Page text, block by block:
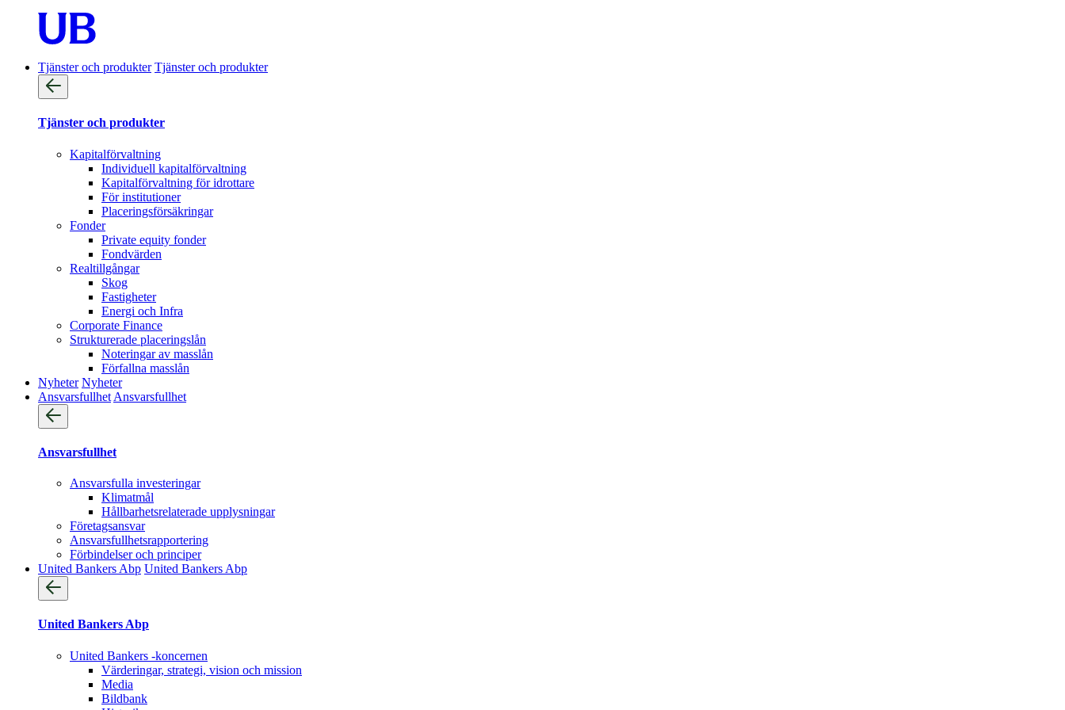
Tjänster och produkter Tjänster och produkter
Tjänster och produkter
Kapitalförvaltning
Individuell kapitalförvaltning
Kapitalförvaltning för idrottare
För institutioner
Placeringsförsäkringar
Fonder
Private equity fonder
Fondvärden
Realtillgångar
Skog
Fastigheter
Energi och Infra
Corporate Finance
Strukturerade placeringslån
Noteringar av masslån
Förfallna masslån
Nyheter Nyheter
Ansvarsfullhet Ansvarsfullhet
Ansvarsfullhet
Ansvarsfulla investeringar
Klimatmål
Hållbarhetsrelaterade upplysningar
Företagsansvar
Ansvarsfullhets­rapportering
Förbindelser och principer
United Bankers Abp United Bankers Abp
United Bankers Abp
United Bankers -koncernen
Värderingar, strategi, vision och mission
Media
Bildbank